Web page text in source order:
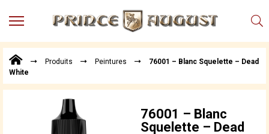
MENU
Points
Vente
Actualités
Produits Peintures
76001 – Blanc Squelette – Dead
White
76001 – Blanc
Squelette – Dead